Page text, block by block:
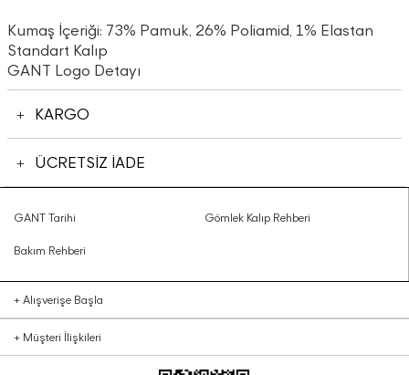
Kumaş İçeriği: 73% Pamuk, 26% Poliamid, 1% Elastan
Standart Kalıp
GANT Logo Detayı
KARGO
ÜCRETSİZ İADE
GANT Tarihi Gömlek Kalıp Rehberi
Bakım Rehberi
+ Alışverişe Başla
+ Müşteri İlişkileri